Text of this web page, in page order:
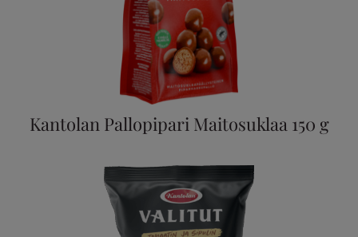
Kantolan Pallopipari Maitosuklaa 150 g